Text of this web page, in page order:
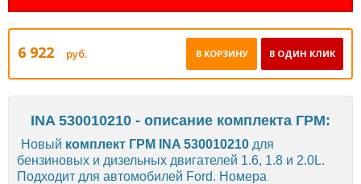
6 922 руб. В ОДИН КЛИК
В КОРЗИНУ
INA 530010210 - описание комплекта ГРМ:
Новый комплект ГРМ INA 530010210 для
бензиновых и дизельных двигателей 1.6, 1.8 и 2.0L.
Подходит для автомобилей Ford. Номера